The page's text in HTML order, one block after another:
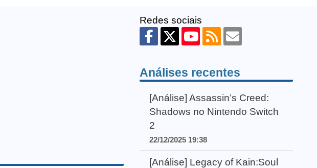
Redes sociais
Análises recentes
[Análise] Assassin’s Creed:
Shadows no Nintendo Switch
2
22/12/2025 19:38
[Análise] Legacy of Kain:Soul